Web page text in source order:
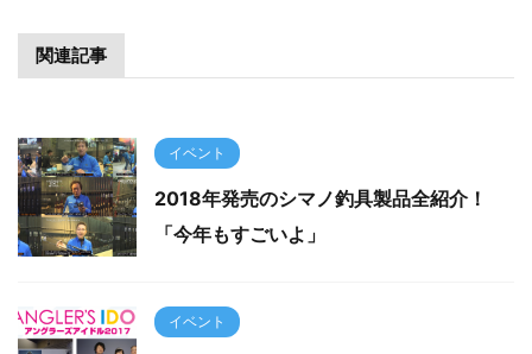
関連記事
イベント
2018年発売のシマノ釣具製品全紹介！
「今年もすごいよ」
イベント